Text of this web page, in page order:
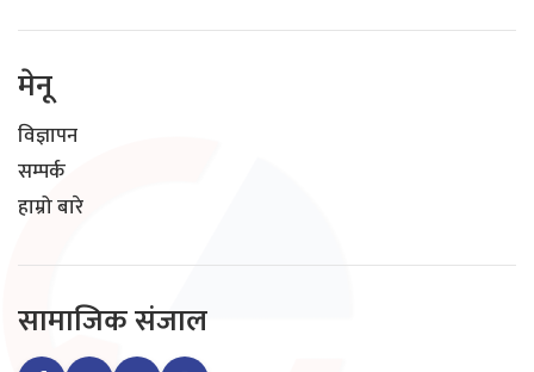
मेनू
विज्ञापन
सम्पर्क
हाम्रो बारे
सामाजिक संजाल